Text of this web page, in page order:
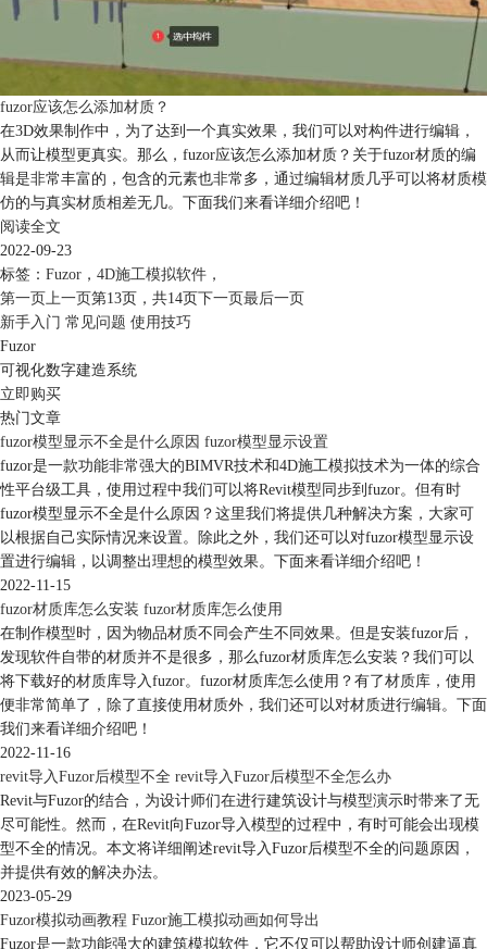
fuzor应该怎么添加材质？
在3D效果制作中，为了达到一个真实效果，我们可以对构件进行编辑，
从而让模型更真实。那么，fuzor应该怎么添加材质？关于fuzor材质的编
辑是非常丰富的，包含的元素也非常多，通过编辑材质几乎可以将材质模
仿的与真实材质相差无几。下面我们来看详细介绍吧！
阅读全文
2022-09-23
标签： Fuzor ， 4D施工模拟软件 ，
第一页上一页第13页， 共14页下一页最后一页
新手入门 常见问题 使用技巧
Fuzor
可视化数字建造系统
立即购买
热门文章
fuzor模型显示不全是什么原因 fuzor模型显示设置
fuzor是一款功能非常强大的BIMVR技术和4D施工模拟技术为一体的综合
性平台级工具，使用过程中我们可以将Revit模型同步到fuzor。但有时
fuzor模型显示不全是什么原因？这里我们将提供几种解决方案，大家可
以根据自己实际情况来设置。除此之外，我们还可以对fuzor模型显示设
置进行编辑，以调整出理想的模型效果。下面来看详细介绍吧！
2022-11-15
fuzor材质库怎么安装 fuzor材质库怎么使用
在制作模型时，因为物品材质不同会产生不同效果。但是安装fuzor后，
发现软件自带的材质并不是很多，那么fuzor材质库怎么安装？我们可以
将下载好的材质库导入fuzor。fuzor材质库怎么使用？有了材质库，使用
便非常简单了，除了直接使用材质外，我们还可以对材质进行编辑。下面
我们来看详细介绍吧！
2022-11-16
revit导入Fuzor后模型不全 revit导入Fuzor后模型不全怎么办
Revit与Fuzor的结合，为设计师们在进行建筑设计与模型演示时带来了无
尽可能性。然而，在Revit向Fuzor导入模型的过程中，有时可能会出现模
型不全的情况。本文将详细阐述revit导入Fuzor后模型不全的问题原因，
并提供有效的解决办法。
2023-05-29
Fuzor模拟动画教程 Fuzor施工模拟动画如何导出
Fuzor是一款功能强大的建筑模拟软件，它不仅可以帮助设计师创建逼真